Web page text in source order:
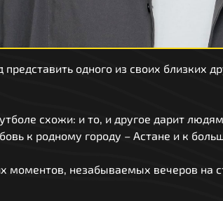
одного из своих близких
схожи: и то, и другое дарит
к родному городу – Астане и к
моментов, незабываемых вечеров на